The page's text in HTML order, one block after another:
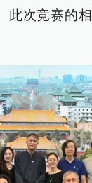
此次竞赛的